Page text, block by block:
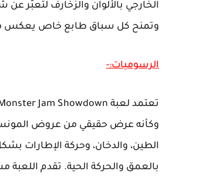
الخارجي بالألوان والزخارف لتعبّر
وتمنح كل سباق طابع خاص يعكس
الرسوميات:-
وكأنه عرض حقيقي من عروض
الطين، والدخان، وحركة الإطارات
بالعمق والحركة الحية. تقدم اللعبة